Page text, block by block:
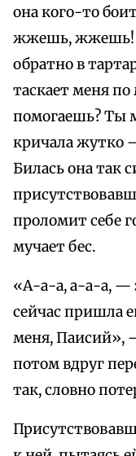
она кого-то
жжешь, жжешь!
обратно в
таскает меня
помогаешь?
кричала жутко
Билась она так
проломит себе
мучает бес.
«А-а-а, а-а-а, —
сейчас пришла
меня, Паисий»,
потом вдруг
так, словно